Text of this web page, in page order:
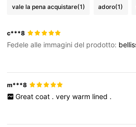
vale la pena acquistare(1) adoro(1)
c***8
Fedele alle immagini del prodotto:
m***8
Great coat . very warm lined .